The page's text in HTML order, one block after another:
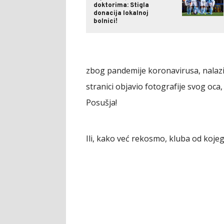
doktorima: Stigla
donacija lokalnoj
bolnici!
zbog pandemije koronavirusa,
stranici objavio fotografije svog
Posušja!
Ili, kako već rekosmo, kluba od